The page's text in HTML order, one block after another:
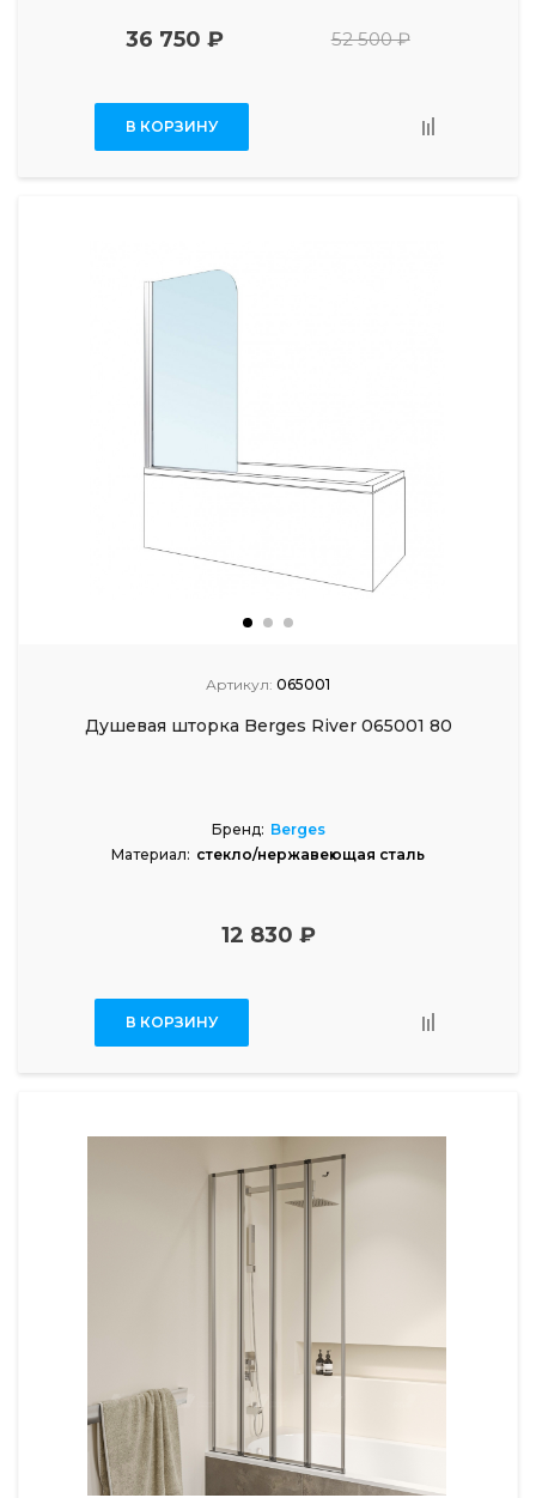
36 750 ₽ 52 500 ₽
В КОРЗИНУ
Артикул: 065001
Душевая шторка Berges River 065001 80
Бренд: Berges
Материал: стекло/нержавеющая сталь
12 830 ₽
В КОРЗИНУ